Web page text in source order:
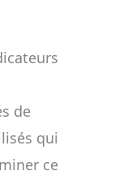
de
qui
ce